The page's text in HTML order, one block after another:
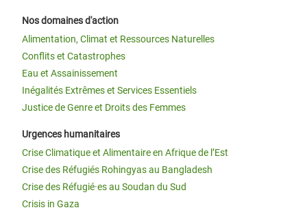
Nos domaines d'action
Alimentation, Climat et Ressources Naturelles
Conflits et Catastrophes
Eau et Assainissement
Inégalités Extrêmes et Services Essentiels
Justice de Genre et Droits des Femmes
Urgences humanitaires
Crise Climatique et Alimentaire en Afrique de l’Est
Crise des Réfugiés Rohingyas au Bangladesh
Crise des Réfugié·es au Soudan du Sud
Crisis in Gaza